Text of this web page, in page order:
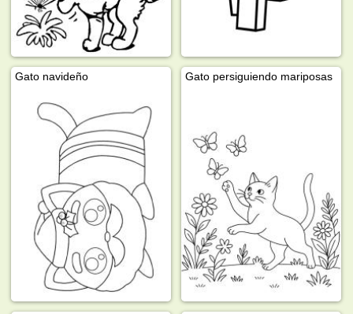
Gato navideño Gato persiguiendo mariposas